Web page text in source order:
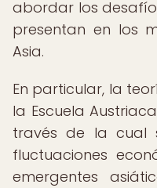
abordar los
presentan en los
Asia.
En particular, la
la Escuela
través de la cual
fluctuaciones
emergentes